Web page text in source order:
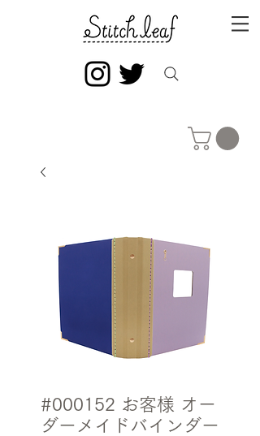
#000152 お客様 オー
ダーメイドバインダー